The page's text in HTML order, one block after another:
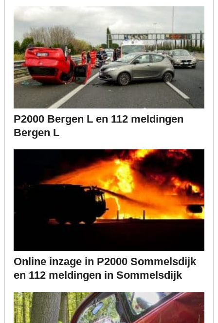
P2000 Bergen L en 112 meldingen
Bergen L
Online inzage in P2000 Sommelsdijk
en 112 meldingen in Sommelsdijk